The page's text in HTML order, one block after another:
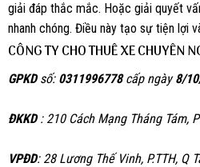
giải đáp thắc mắc. Hoặc giải quyết
nhanh chóng. Điều này tạo sự tiện lợi
CÔNG TY CHO THUÊ XE CHUYÊN
GPKDsố: 0311996778cấp ngày8/
ĐKKD: 210 Cách Mạng Tháng Tám,
VPĐD: 28 Lương Thế Vinh, P.TTH, Q